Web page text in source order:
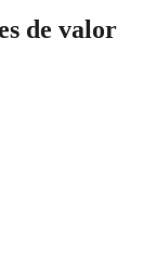
de valor